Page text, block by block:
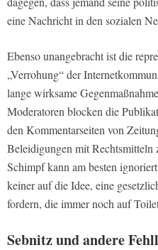
eine Nachricht in den sozialen
Ebenso unangebracht ist die
„Verrohung“ der
lange wirksame
Moderatoren blocken die
den Kommentarseiten von
Beleidigungen mit Rechtsmitteln
Schimpf kann am besten
keiner auf die Idee, eine
fordern, die immer noch auf
Sebnitz und andere